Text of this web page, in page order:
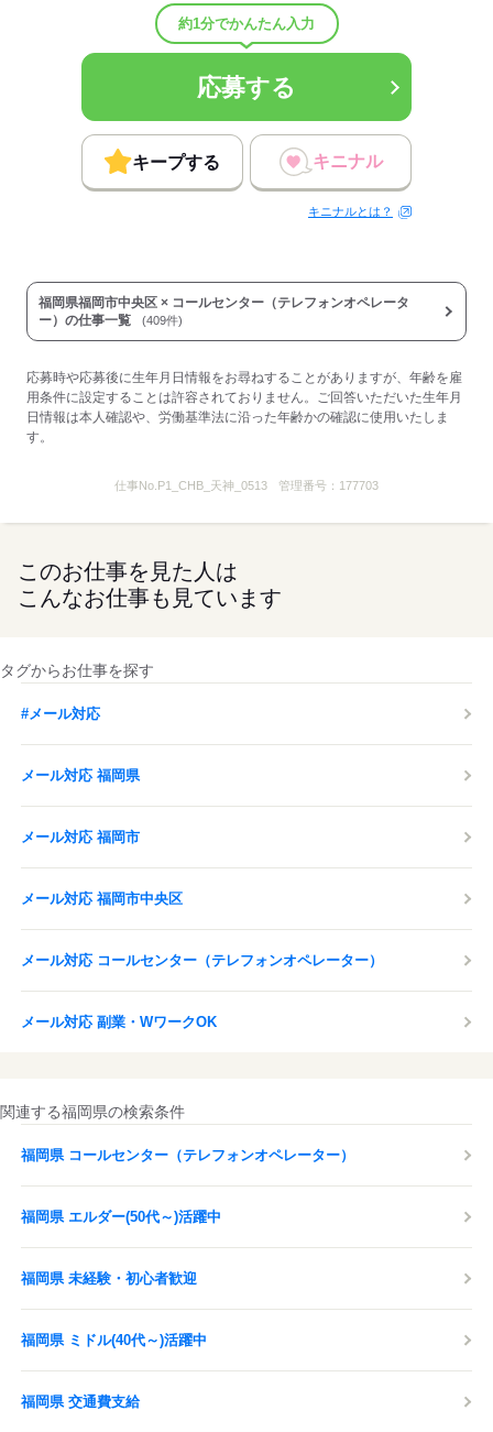
応募する
約1分でかんたん入力
応募する
キープする キニナル
キニナルとは？
福岡県福岡市中央区 × コールセンター（テレフォンオペレータ
ー）の仕事一覧
(409件)
応募時や応募後に生年月日情報をお尋ねすることがありますが、年齢を雇
用条件に設定することは許容されておりません。ご回答いただいた生年月
日情報は本人確認や、労働基準法に沿った年齢かの確認に使用いたしま
す。
仕事No. P1_CHB_天神_0513 管理番号： 177703
このお仕事を見た人は
こんなお仕事も見ています
タグからお仕事を探す
#メール対応
メール対応 福岡県
メール対応 福岡市
メール対応 福岡市中央区
メール対応 コールセンター（テレフォンオペレーター）
メール対応 副業・WワークOK
関連する福岡県の検索条件
福岡県 コールセンター（テレフォンオペレーター）
福岡県 エルダー(50代～)活躍中
福岡県 未経験・初心者歓迎
福岡県 ミドル(40代～)活躍中
福岡県 交通費支給